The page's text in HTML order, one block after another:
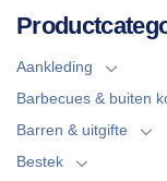
Aankleding
Barbecues & buiten
Barren & uitgifte
Bestek